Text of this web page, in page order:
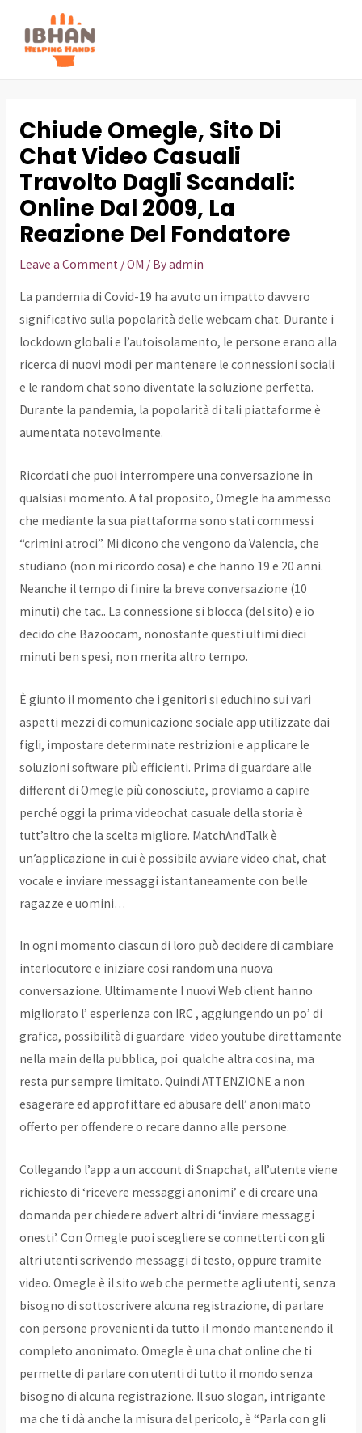
content
Chiude Omegle, Sito Di
Chat Video Casuali
Travolto Dagli Scandali:
Online Dal 2009, La
Reazione Del Fondatore
Leave a Comment /OM / Byadmin
La pandemia di Covid-19 ha avuto un impatto davvero
significativo sulla popolarità delle webcam chat. Durante i
lockdown globali e l’autoisolamento, le persone erano alla
ricerca di nuovi modi per mantenere le connessioni sociali
e le random chat sono diventate la soluzione perfetta.
Durante la pandemia, la popolarità di tali piattaforme è
aumentata notevolmente.
Ricordati che puoi interrompere una conversazione in
qualsiasi momento. A tal proposito, Omegle ha ammesso
che mediante la sua piattaforma sono stati commessi
“crimini atroci”. Mi dicono che vengono da Valencia, che
studiano (non mi ricordo cosa) e che hanno 19 e 20 anni.
Neanche il tempo di finire la breve conversazione (10
minuti) che tac.. La connessione si blocca (del sito) e io
decido che Bazoocam, nonostante questi ultimi dieci
minuti ben spesi, non merita altro tempo.
È giunto il momento che i genitori si educhino sui vari
aspetti mezzi di comunicazione sociale app utilizzate dai
figli, impostare determinate restrizioni e applicare le
soluzioni software più efficienti. Prima di guardare alle
different di Omegle più conosciute, proviamo a capire
perché oggi la prima videochat casuale della storia è
tutt’altro che la scelta migliore. MatchAndTalk è
un’applicazione in cui è possibile avviare video chat, chat
vocale e inviare messaggi istantaneamente con belle
ragazze e uomini…
In ogni momento ciascun di loro può decidere di cambiare
interlocutore e iniziare cosi random una nuova
conversazione. Ultimamente I nuovi Web client hanno
migliorato l’ esperienza con IRC , aggiungendo un po’ di
grafica, possibilità di guardare video youtube direttamente
nella main della pubblica, poi qualche altra cosina, ma
resta pur sempre limitato. Quindi ATTENZIONE a non
esagerare ed approfittare ed abusare dell’ anonimato
offerto per offendere o recare danno alle persone.
Collegando l’app a un account di Snapchat, all’utente viene
richiesto di ‘ricevere messaggi anonimi’ e di creare una
domanda per chiedere advert altri di ‘inviare messaggi
onesti’. Con Omegle puoi scegliere se connetterti con gli
altri utenti scrivendo messaggi di testo, oppure tramite
video. Omegle è il sito web che permette agli utenti, senza
bisogno di sottoscrivere alcuna registrazione, di parlare
con persone provenienti da tutto il mondo mantenendo il
completo anonimato. Omegle è una chat online che ti
permette di parlare con utenti di tutto il mondo senza
bisogno di alcuna registrazione. Il suo slogan, intrigante
ma che ti dà anche la misura del pericolo, è “Parla con gli